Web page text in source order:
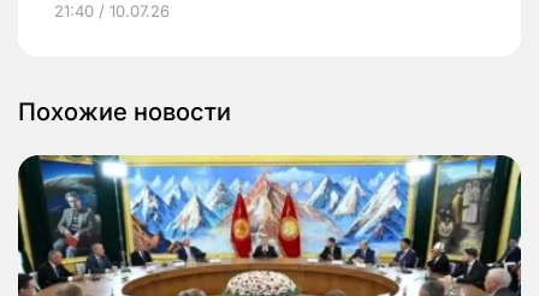
21:40 / 10.07.26
Похожие новости